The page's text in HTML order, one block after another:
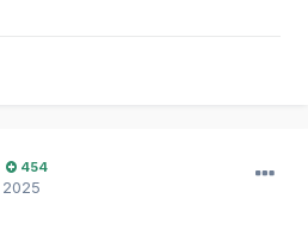
454